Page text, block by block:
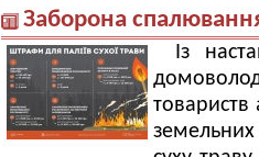
Заборона
Із
земельних